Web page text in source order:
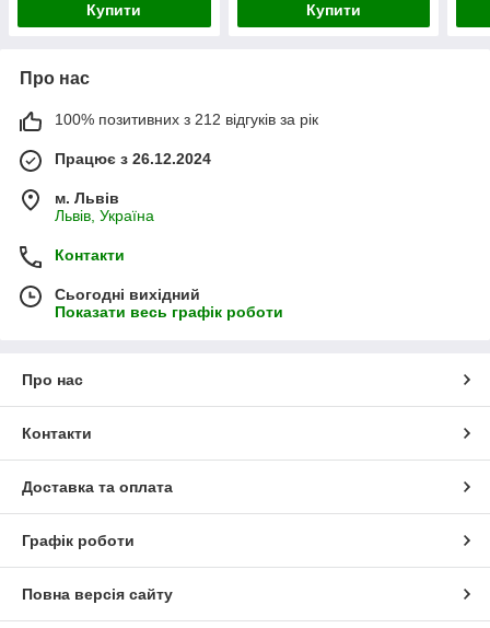
Купити Купити
Про нас
100% позитивних з 212 відгуків за рік
Працює з 26.12.2024
м. Львів
Львів, Україна
Контакти
Сьогодні вихідний
Показати весь графік роботи
Про нас
Контакти
Доставка та оплата
Графік роботи
Повна версія сайту